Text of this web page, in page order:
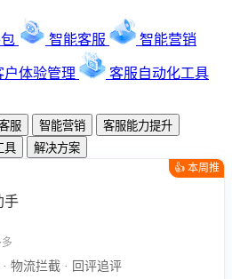
智能客服 智能营销
户体验管理 客服自动化工具
服 智能营销
客服能力提升
具 解决方案
👍 本周推
手
售后智能客服 · 智能建单 · 物流拦截 · 回评追评